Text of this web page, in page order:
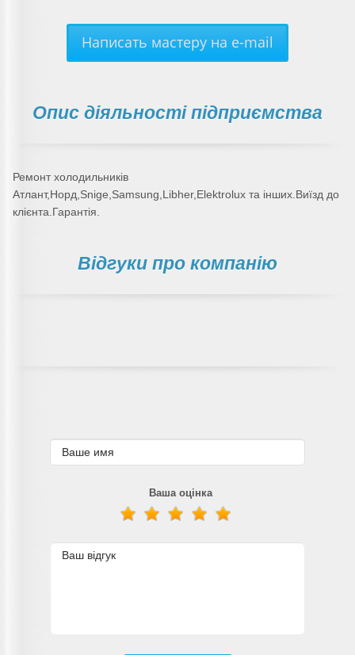
Написать мастеру на e-mail
Опис діяльності підприємства
Ремонт холодильників
Атлант,Норд,Snige,Samsung,Libher,Elektrolux та інших.Виїзд до
клієнта.Гарантія.
Відгуки про компанію
Ваша оцінка